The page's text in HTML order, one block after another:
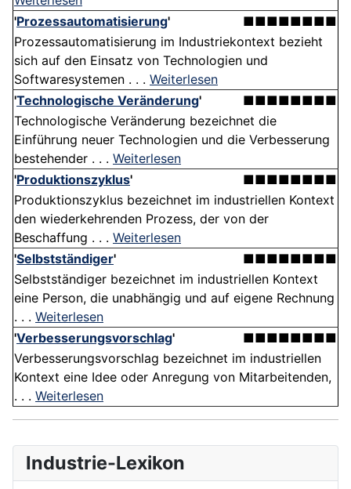
'Prozessautomatisierung'
■■■■■■■■
Prozessautomatisierung im Industriekontext bezieht
sich auf den Einsatz von Technologien und
Softwaresystemen . . . Weiterlesen
'Technologische Veränderung'
■■■■■■■■
Technologische Veränderung bezeichnet die
Einführung neuer Technologien und die Verbesserung
bestehender . . . Weiterlesen
'Produktionszyklus'
■■■■■■■■
Produktionszyklus bezeichnet im industriellen Kontext
den wiederkehrenden Prozess, der von der
Beschaffung . . . Weiterlesen
'Selbstständiger'
■■■■■■■■
Selbstständiger bezeichnet im industriellen Kontext
eine Person, die unabhängig und auf eigene Rechnung
. . . Weiterlesen
'Verbesserungsvorschlag'
■■■■■■■■
Verbesserungsvorschlag bezeichnet im industriellen
Kontext eine Idee oder Anregung von Mitarbeitenden,
. . . Weiterlesen
Industrie-Lexikon